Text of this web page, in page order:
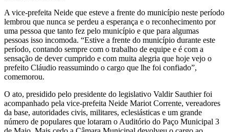
A vice-prefeita Neide que esteve a frente do município neste período
lembrou que nunca se perdeu a esperança e o reconhecimento por
uma pessoa que tanto fez pelo município e que para algumas
pessoas isso incomoda. “Estive a frente do município durante este
período, contando sempre com o trabalho de equipe e é com a
sensação de dever cumprido e com muita alegria que hoje vejo o
prefeito Cláudio reassumindo o cargo que lhe foi confiado”,
comemorou.
O ato, presidido pelo presidente do legislativo Valdir Sauthier foi
acompanhado pela vice-prefeita Neide Mariot Corrente, vereadores
da base, autoridades civis, militares, eclesiásticas e um grande
número de populares que lotaram o Auditório do Paço Municipal 3